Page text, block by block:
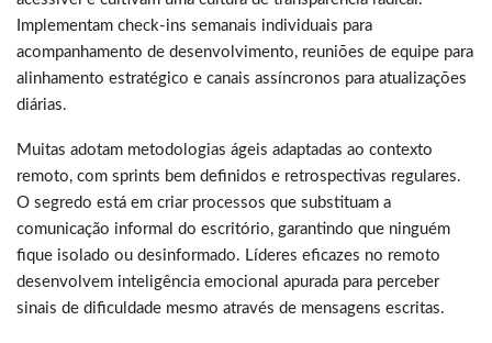
Implementam check-ins semanais individuais para
acompanhamento de desenvolvimento, reuniões de equipe para
alinhamento estratégico e canais assíncronos para atualizações
diárias.
Muitas adotam metodologias ágeis adaptadas ao contexto
remoto, com sprints bem definidos e retrospectivas regulares.
O segredo está em criar processos que substituam a
comunicação informal do escritório, garantindo que ninguém
fique isolado ou desinformado. Líderes eficazes no remoto
desenvolvem inteligência emocional apurada para perceber
sinais de dificuldade mesmo através de mensagens escritas.